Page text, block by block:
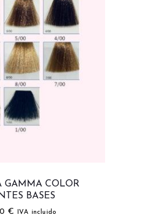
GAMMA COLOR
BASES
€ IVA incluido